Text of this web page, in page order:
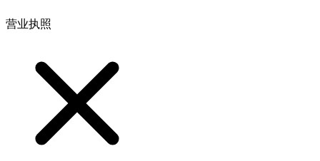
营业执照